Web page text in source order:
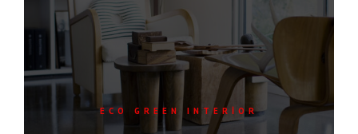
ECO GREEN INTERIOR